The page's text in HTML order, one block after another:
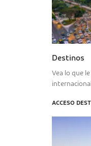
Destinos
Vea lo que
ACCESO